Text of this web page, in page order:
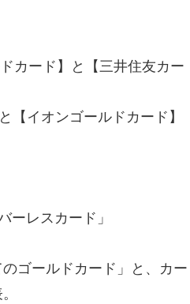
カード】と【三井住友カー
イオンゴールドカード】
ーレスカード」
ゴールドカード」と、カー